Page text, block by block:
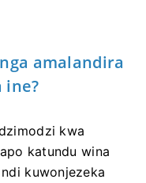
amalandira
ine?
kwa
katundu wina
kuwonjezeka